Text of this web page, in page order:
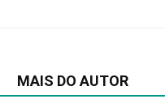
MAIS DO AUTOR